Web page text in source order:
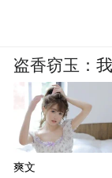
盗香窃玉：
爽文